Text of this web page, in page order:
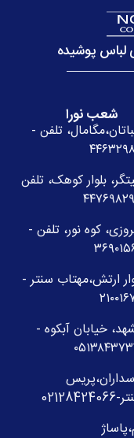
لباس پوشیده
شعب نورا
تلفن -
بلوار کوهک، تلفن
کوه نور، تلفن -
ارتش،مهتاب سنتر -
خیابان آبکوه -